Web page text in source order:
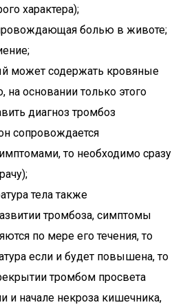
характера);
болью в животе;
может содержать кровяные
на основании только этого
диагноз тромбоз
сопровождается
то необходимо сразу
тела также
тромбоза, симптомы
по мере его течения, то
если и будет повышена, то
тромбом просвета
и начале некроза кишечника,